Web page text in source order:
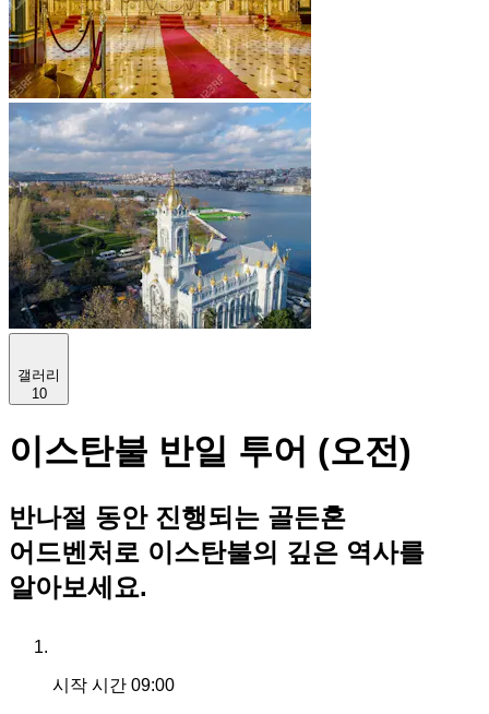
갤러리
10
이스탄불 반일 투어 (오전)
반나절 동안 진행되는 골든혼
어드벤처로 이스탄불의 깊은 역사를
알아보세요.
시작 시간 09:00